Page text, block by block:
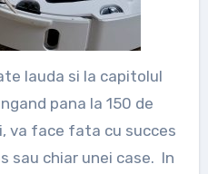
lauda si la capitolul
pana la 150 de
va face fata cu succes
sau chiar unei case. In